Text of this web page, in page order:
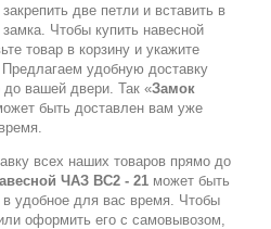
две петли и вставить в
Чтобы купить навесной
товар в корзину и укажите
удобную доставку
до вашей двери. Так «Замок
быть доставлен вам уже
всех наших товаров прямо до
ЧАЗ ВС2 - 21 может быть
удобное для вас время. Чтобы
оформить его с самовывозом,